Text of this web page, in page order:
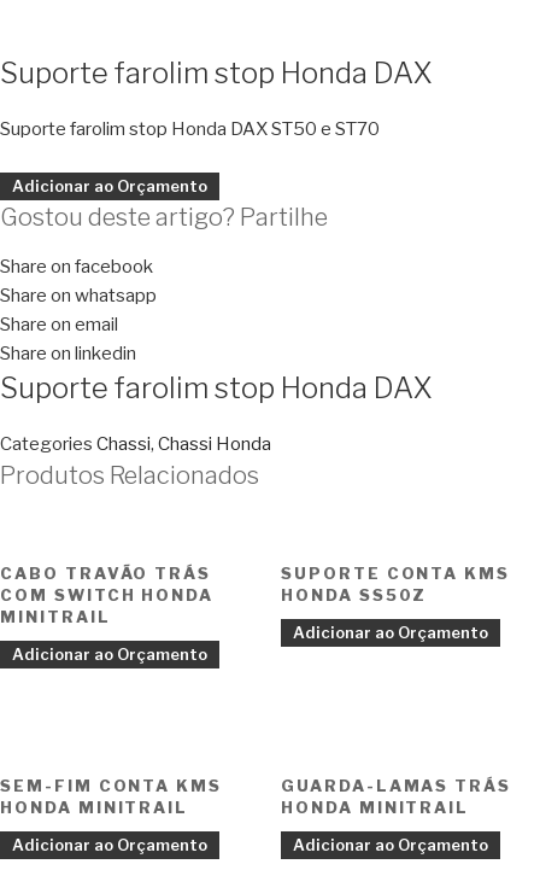
Suporte farolim stop Honda DAX
Suporte farolim stop Honda DAX ST50 e ST70
Adicionar ao Orçamento
Gostou deste artigo? Partilhe
Share on facebook
Share on whatsapp
Share on email
Share on linkedin
Suporte farolim stop Honda DAX
Categories Chassi, Chassi Honda
Produtos Relacionados
CABO TRAVÃO TRÁS
COM SWITCH HONDA
MINITRAIL
Adicionar ao Orçamento
SUPORTE CONTA KMS
HONDA SS50Z
Adicionar ao Orçamento
SEM-FIM CONTA KMS
HONDA MINITRAIL
Adicionar ao Orçamento
GUARDA-LAMAS TRÁS
HONDA MINITRAIL
Adicionar ao Orçamento